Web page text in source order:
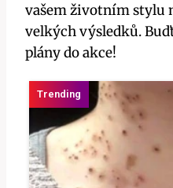
vašem životním stylu
velkých výsledků.
plány do akce!